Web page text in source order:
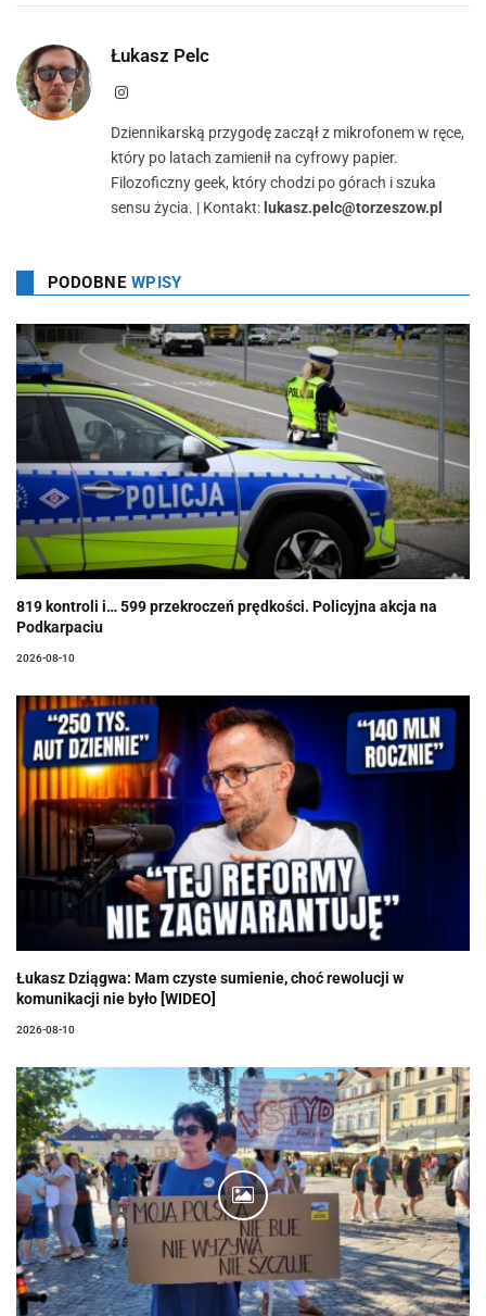
Łukasz Pelc
Instagram
Dziennikarską przygodę zaczął z mikrofonem w ręce,
który po latach zamienił na cyfrowy papier.
Filozoficzny geek, który chodzi po górach i szuka
sensu życia. | Kontakt: lukasz.pelc@torzeszow.pl
PODOBNE WPISY
819 kontroli i… 599 przekroczeń prędkości. Policyjna akcja na
Podkarpaciu
2026-08-10
Łukasz Dziągwa: Mam czyste sumienie, choć rewolucji w
komunikacji nie było [WIDEO]
2026-08-10